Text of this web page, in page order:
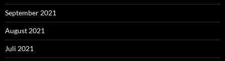
September 2021
August 2021
Juli 2021